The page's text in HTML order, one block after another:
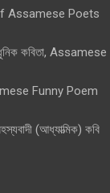
Assamese Poets
কবিতা, Assamese
Funny Poem
(আধ্যাত্মিক) কবি